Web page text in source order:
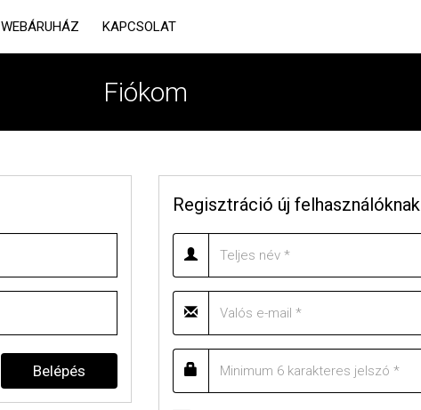
WEBÁRUHÁZ KAPCSOLAT
Fiókom
Belépés
Regisztráció új felhasználóknak